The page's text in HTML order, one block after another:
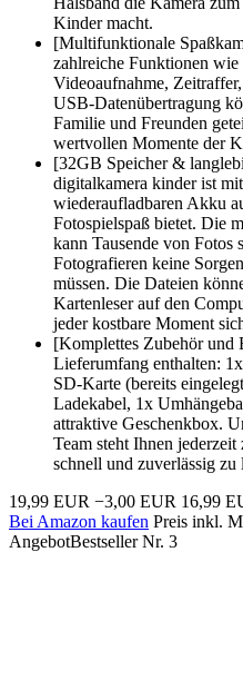
Kinder macht.
[Multifunktionale
zahlreiche Funktionen
Videoaufnahme,
USB-Datenübertragung
Familie und Freunden
wertvollen Momente der
[32GB Speicher &
digitalkamera kinder ist
wiederaufladbaren Akku
Fotospielspaß bietet. Die
kann Tausende von Fotos
Fotografieren keine
müssen. Die Dateien
Kartenleser auf den
jeder kostbare Moment
[Komplettes Zubehör und
Lieferumfang enthalten:
SD-Karte (bereits
Ladekabel, 1x
attraktive Geschenkbox.
Team steht Ihnen
schnell und zuverlässig zu
19,99 EUR −3,00 EUR 16,99
Bei Amazon kaufen Preis inkl.
AngebotBestseller Nr. 3